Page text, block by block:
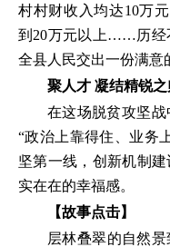
村村财收入均达10万
到20万元以上……历经
全县人民交出一份满意
聚人才 凝结精锐之
在这场脱贫攻坚
“政治上靠得住、业务
坚第一线，创新机制
实在在的幸福感。
【故事点击】
层林叠翠的自然